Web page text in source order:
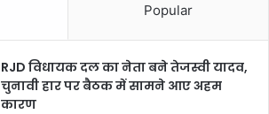
Popular
RJD विधायक दल का नेता बने तेजस्वी यादव,
चुनावी हार पर बैठक में सामने आए अहम
कारण